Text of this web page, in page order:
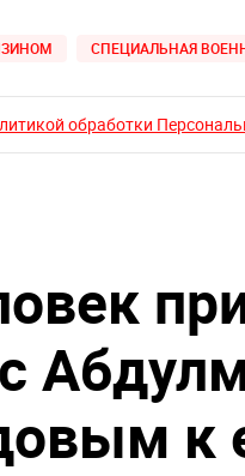
СПЕЦИАЛЬНАЯ
обработки
к